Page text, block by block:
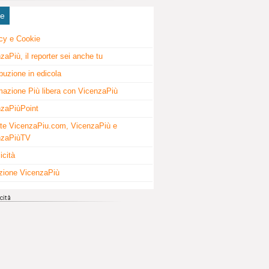
e Cookie
il reporter sei anche tu
in edicola
Più libera con VicenzaPiù
VicenzaPiu.com, VicenzaPiù e
VicenzaPiù